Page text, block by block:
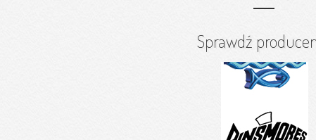
Sprawdź